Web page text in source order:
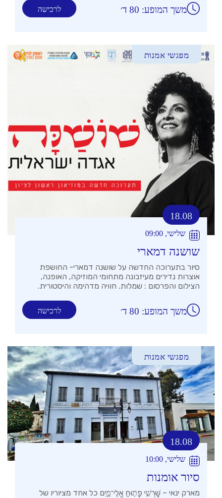
לרכישה משך המופע: 80 ד׳
מפגשי אמנות
18.08
שלישי, 09:00
שושנה דמארי
סיור בתערוכה החדשה על שושנה דמארי- החושפת
אוצרות נדירים מעיזבונה מתחומי המוזיקה, האופנה,
הצילום והפרסום : שמלות. חוויה מדהימה והיסטורית.
לרכישה משך המופע: 80 ד׳
מפגשי אמנות
18.08
שלישי, 10:00
סיור אומנות
מארק ינאי – שׇׁרְשִׁ֣י פָת֣וּחַ אֱלֵי־מָ֑יִם כל אחד מציוריו של